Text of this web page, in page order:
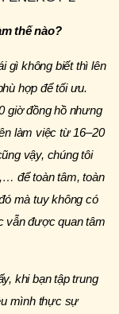
thế nào?
gì không biết thì lên
hợp để tối ưu.
giờ đồng hồ nhưng
làm việc từ 16–20
vậy, chúng tôi
để toàn tâm, toàn
mà tuy không có
vẫn được quan tâm
khi bạn tập trung
mình thực sự